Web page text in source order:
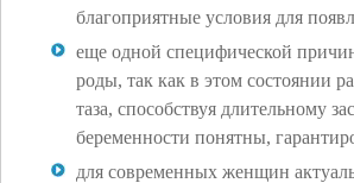
благоприятные условия для
еще одной специфической
роды, так как в этом состоянии
таза, способствуя длительному
беременности понятны,
для современных женщин